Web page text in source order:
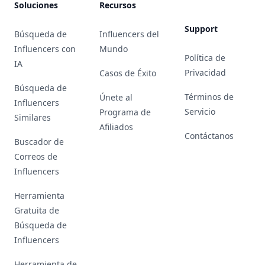
Soluciones
Búsqueda de
Influencers con
IA
Búsqueda de
Influencers
Similares
Buscador de
Correos de
Influencers
Herramienta
Gratuita de
Búsqueda de
Influencers
Recursos
Influencers del
Mundo
Casos de Éxito
Únete al
Programa de
Afiliados
Support
Política de
Privacidad
Términos de
Servicio
Contáctanos